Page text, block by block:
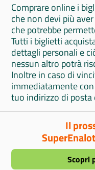
Comprare online i
che non devi più
che potrebbe
Tutti i biglietti
dettagli personali e
nessun altro potrà
Inoltre in caso di
immediatamente
tuo indirizzo di posta
Il
Scopri